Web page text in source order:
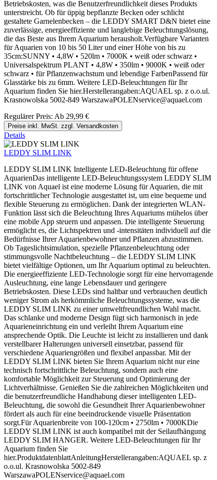
Betriebskosten, was die Benutzerfreundlichkeit dieses Produkts
unterstreicht. Ob für üppig bepflanzte Becken oder schlicht
gestaltete Garnelenbecken – die LEDDY SMART D&N bietet eine
zuverlässige, energieeffiziente und langlebige Beleuchtungslösung,
die das Beste aus Ihrem Aquarium herausholt.Verfügbare Varianten
für Aquarien von 10 bis 50 Liter und einer Höhe von bis zu
35cm:SUNNY • 4,8W • 520lm • 7000K • weiß oder schwarz •
Universalspektrum PLANT • 4,8W • 350lm • 9000K • weiß oder
schwarz • für Pflanzenwachstum und lebendige FarbenPassend für
Glasstärke bis zu 6mm. Weitere LED-Beleuchtungen für Ihr
Aquarium finden Sie hier.Herstellerangaben:AQUAEL sp. z o.o.ul.
Krasnowolska 5002-849 WarszawaPOLENservice@aquael.com
Regulärer Preis: Ab 29,99 €
Preise inkl. MwSt. zzgl. Versandkosten
Details
LEDDY SLIM LINK
LEDDY SLIM LINK Intelligente LED-Beleuchtung für offene
AquarienDas intelligente LED-Beleuchtungssystem LEDDY SLIM
LINK von Aquael ist eine moderne Lösung für Aquarien, die mit
fortschrittlicher Technologie ausgestattet ist, um eine bequeme und
flexible Steuerung zu ermöglichen. Dank der integrierten WLAN-
Funktion lässt sich die Beleuchtung Ihres Aquariums mühelos über
eine mobile App steuern und anpassen. Die intelligente Steuerung
ermöglicht es, die Lichtspektren und -intensitäten individuell auf die
Bedürfnisse Ihrer Aquarienbewohner und Pflanzen abzustimmen.
Ob Tageslichtsimulation, spezielle Pflanzenbeleuchtung oder
stimmungsvolle Nachtbeleuchtung – die LEDDY SLIM LINK
bietet vielfältige Optionen, um Ihr Aquarium optimal zu beleuchten.
Die energieeffiziente LED-Technologie sorgt für eine hervorragende
Ausleuchtung, eine lange Lebensdauer und geringere
Betriebskosten. Diese LEDs sind haltbar und verbrauchen deutlich
weniger Strom als herkömmliche Beleuchtungssysteme, was die
LEDDY SLIM LINK zu einer umweltfreundlichen Wahl macht.
Das schlanke und moderne Design fügt sich harmonisch in jede
Aquarieneinrichtung ein und verleiht Ihrem Aquarium eine
ansprechende Optik. Die Leuchte ist leicht zu installieren und dank
verstellbarer Halterungen universell einsetzbar, passend für
verschiedene Aquariengrößen und flexibel anpassbar. Mit der
LEDDY SLIM LINK bieten Sie Ihrem Aquarium nicht nur eine
technisch fortschrittliche Beleuchtung, sondern auch eine
komfortable Möglichkeit zur Steuerung und Optimierung der
Lichtverhältnisse. Genießen Sie die zahlreichen Möglichkeiten und
die benutzerfreundliche Handhabung dieser intelligenten LED-
Beleuchtung, die sowohl die Gesundheit Ihrer Aquarienbewohner
fördert als auch für eine beeindruckende visuelle Präsentation
sorgt.Für Aquarienbreite von 100-120cm • 2750lm • 7000KDie
LEDDY SLIM LINK ist auch kompatibel mit der Seilaufhängung
LEDDY SLIM HANGER. Weitere LED-Beleuchtungen für Ihr
Aquarium finden Sie
hier.ProduktdatenblattAnleitungHerstellerangaben:AQUAEL sp. z
o.o.ul. Krasnowolska 5002-849
WarszawaPOLENservice@aquael.com